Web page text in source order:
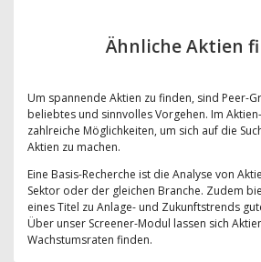
Ähnliche Aktien
Um spannende Aktien zu finden, sind Peer-
beliebtes und sinnvolles Vorgehen. Im
zahlreiche Möglichkeiten, um sich auf die
Aktien zu machen.
Eine Basis-Recherche ist die Analyse von
Sektor oder der gleichen Branche. Zudem
eines Titel zu Anlage- und Zukunftstrends
Über unser Screener-Modul lassen sich
Wachstumsraten finden.